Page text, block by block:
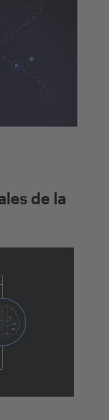
de la